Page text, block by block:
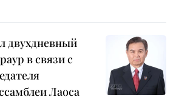
двухдневный
в связи с
Лаоса